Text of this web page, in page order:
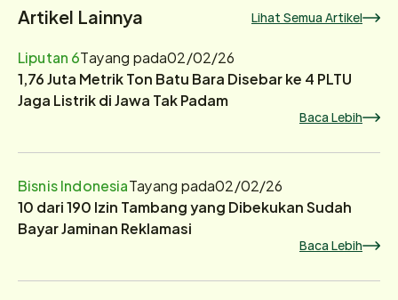
Artikel Lainnya Lihat Semua Artikel
Liputan 6Tayang pada02/02/26
1,76 Juta Metrik Ton Batu Bara Disebar ke 4 PLTU
Jaga Listrik di Jawa Tak Padam
Baca Lebih
Bisnis IndonesiaTayang pada02/02/26
10 dari 190 Izin Tambang yang Dibekukan Sudah
Bayar Jaminan Reklamasi
Baca Lebih